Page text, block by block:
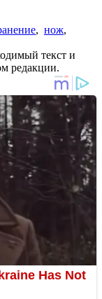
, нож,
текст и
редакции.